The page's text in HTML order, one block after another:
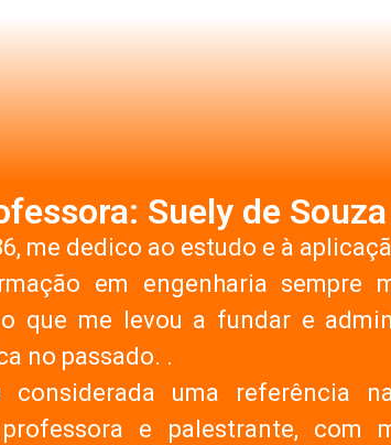
Suely de Souza
me dedico ao estudo e à
em engenharia
o que me levou a fundar e
no passado. .
considerada uma referência
professora e palestrante, com